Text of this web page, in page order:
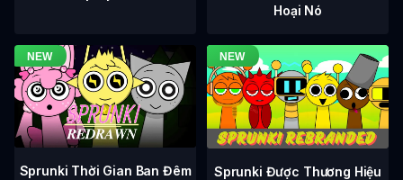
Hoại Nó
Sprunki Thời Gian Ban Đêm
Sprunki Được Thương Hiệu